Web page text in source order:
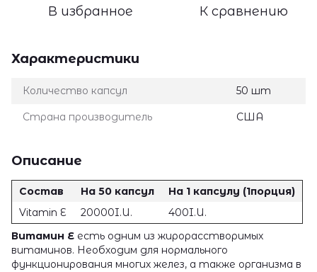
В избранное К сравнению
Характеристики
Количество капсул 50 шт
Страна производитель США
Описание
Состав На 50 капсул
На 1 капсулу (1порция)
Vitamin E
20000I.U.
400I.U.
Витамин Е есть одним из жирорасстворимых
витаминов. Необходим для нормального
функционирования многих желез, а также организма в